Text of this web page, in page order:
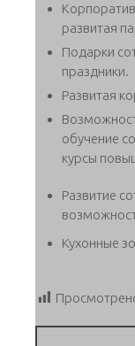
развитая
Подарки
праздники.
Развитая
обучение
курсы
Развитие
Кухонные